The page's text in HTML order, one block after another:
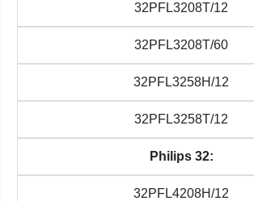
32PFL3208T/12
32PFL3208T/60
32PFL3258H/12
32PFL3258T/12
Philips 32:
32PFL4208H/12